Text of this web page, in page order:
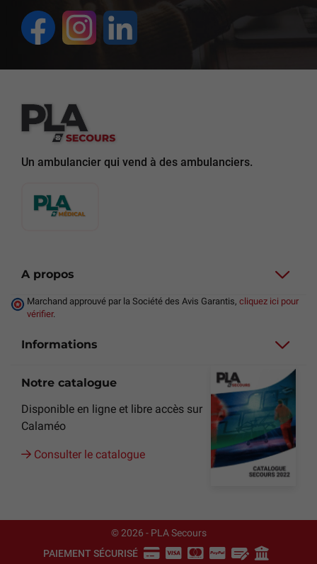
Un ambulancier qui vend à des ambulanciers.
A propos
Marchand approuvé par la Société des Avis Garantis, cliquez ici pour
vérifier.
Informations
Notre catalogue
Disponible en ligne et libre accès sur
Calaméo
Consulter le catalogue
© 2026 - PLA Secours
PAIEMENT SÉCURISÉ